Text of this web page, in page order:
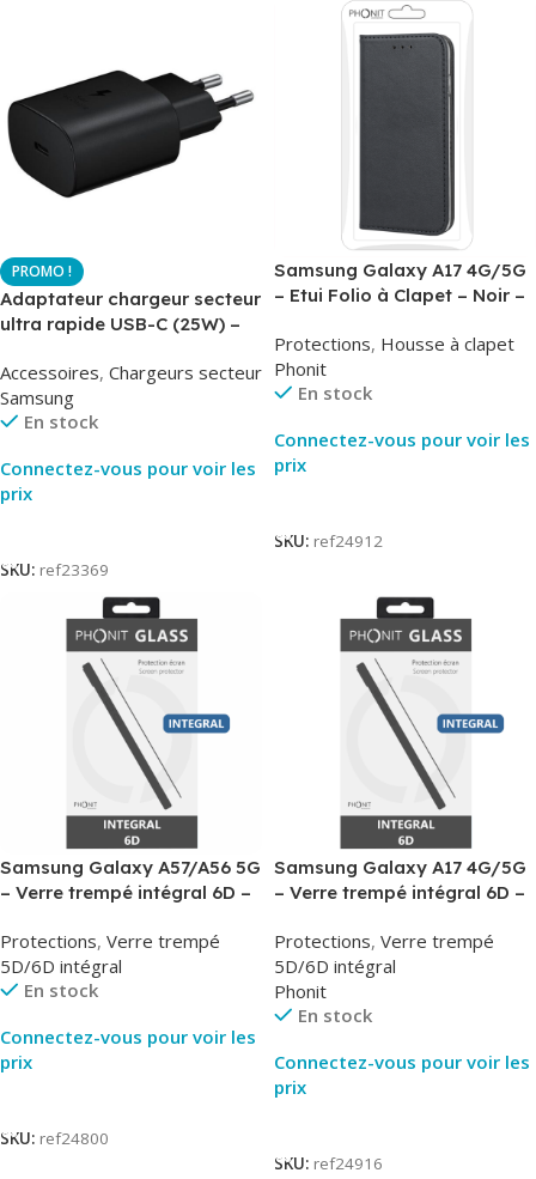
Adaptateur chargeur secteur
ultra rapide USB-C (25W) –
TA800
Accessoires, Chargeurs secteur
Samsung
En stock
Connectez-vous pour voir les
prix
SKU: ref23369
Samsung Galaxy A17 4G/5G
– Etui Folio à Clapet – Noir –
Protections, Housse à clapet
Phonit
En stock
Connectez-vous pour voir les
prix
SKU: ref24912
Samsung Galaxy A57/A56 5G
– Verre trempé intégral 6D –
Protections, Verre trempé
5D/6D intégral
En stock
Connectez-vous pour voir les
prix
SKU: ref24800
Samsung Galaxy A17 4G/5G
– Verre trempé intégral 6D –
Protections, Verre trempé
5D/6D intégral
Phonit
En stock
Connectez-vous pour voir les
prix
SKU: ref24916